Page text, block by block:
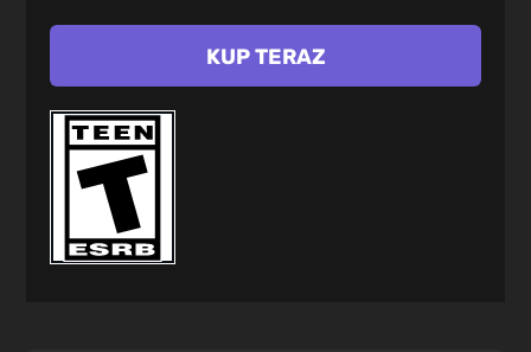
KUP TERAZ